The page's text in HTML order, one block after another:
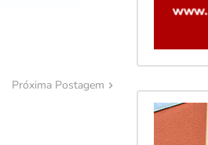
Próxima Postagem